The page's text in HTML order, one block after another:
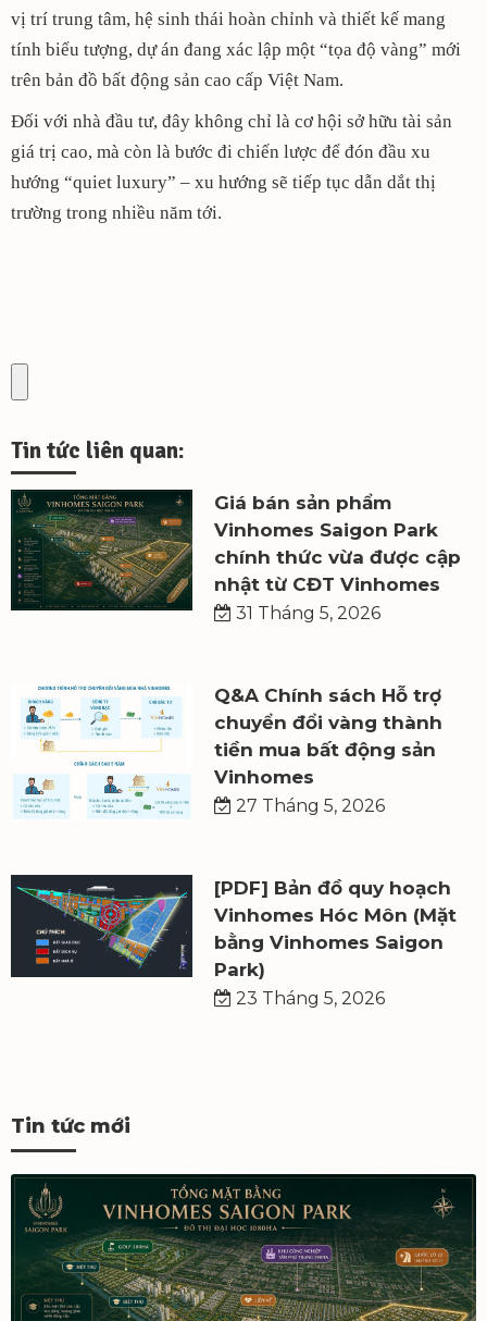
vị trí trung tâm, hệ sinh thái hoàn chỉnh và thiết kế mang
tính biểu tượng, dự án đang xác lập một “tọa độ vàng” mới
trên bản đồ bất động sản cao cấp Việt Nam.
Đối với nhà đầu tư, đây không chỉ là cơ hội sở hữu tài sản
giá trị cao, mà còn là bước đi chiến lược để đón đầu xu
hướng “quiet luxury” – xu hướng sẽ tiếp tục dẫn dắt thị
trường trong nhiều năm tới.
Tin tức liên quan:
Giá bán sản phẩm
Vinhomes Saigon Park
chính thức vừa được cập
nhật từ CĐT Vinhomes
31 Tháng 5, 2026
Q&A Chính sách Hỗ trợ
chuyển đổi vàng thành
tiền mua bất động sản
Vinhomes
27 Tháng 5, 2026
[PDF] Bản đồ quy hoạch
Vinhomes Hóc Môn (Mặt
bằng Vinhomes Saigon
Park)
23 Tháng 5, 2026
Tin tức mới